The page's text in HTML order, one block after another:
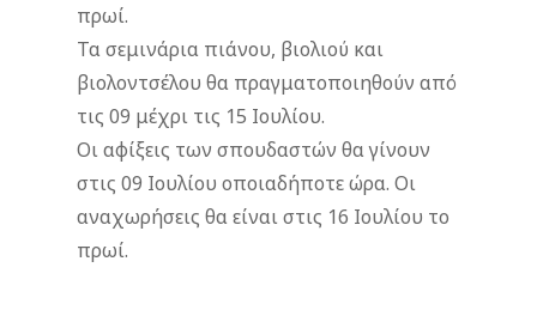
πρωί.
Τα σεμινάρια πιάνου, βιολιού και
βιολοντσέλου θα πραγματοποιηθούν από
τις 09 μέχρι τις 15 Ιουλίου.
Οι αφίξεις των σπουδαστών θα γίνουν
στις 09 Ιουλίου οποιαδήποτε ώρα. Οι
αναχωρήσεις θα είναι στις 16 Ιουλίου το
πρωί.